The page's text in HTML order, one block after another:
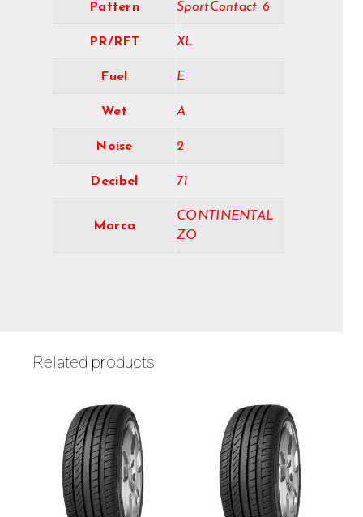
Pattern SportContact 6
PR/RFT XL
Fuel E
Wet A
Noise 2
Decibel 71
Marca
CONTINENTAL
ZO
Related products